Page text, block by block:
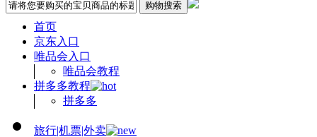
首页
京东入口
唯品会入口
唯品会教程
拼多多教程
拼多多
旅行|机票|外卖